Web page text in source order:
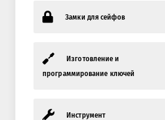
Замки для сейфов
Изготовление и
программирование ключей
Инструмент